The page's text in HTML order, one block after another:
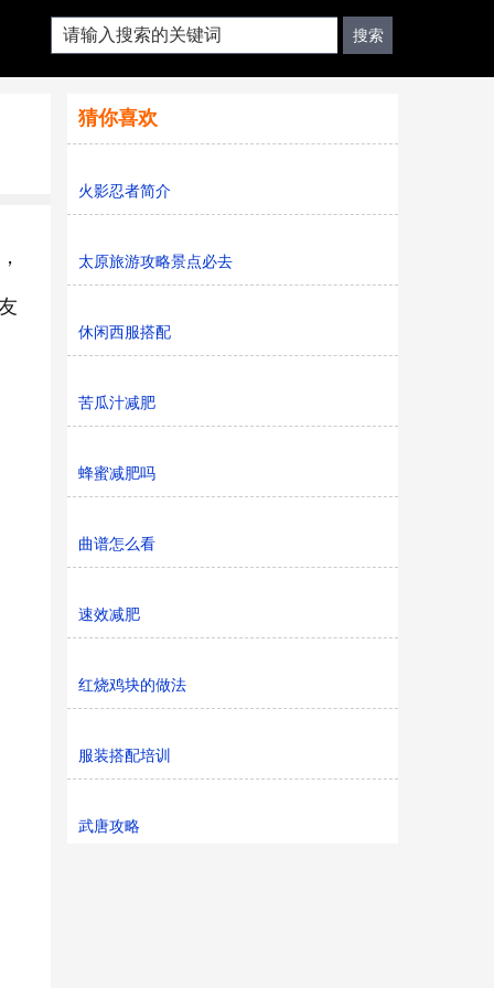
猜你喜欢
火影忍者简介
太原旅游攻略景点必去
休闲西服搭配
苦瓜汁减肥
蜂蜜减肥吗
曲谱怎么看
速效减肥
红烧鸡块的做法
服装搭配培训
武唐攻略